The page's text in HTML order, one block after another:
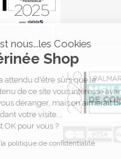
C'est nous...les
Périnée Shop
On a attendu d'être sûrs
contenu de ce site vous
de vous déranger, mais
pendant votre visite...
C'est OK pour vous ?
Lire la politique de